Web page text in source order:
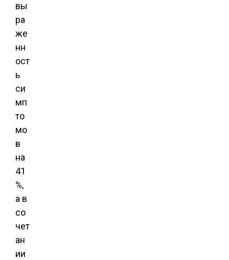
вы
ра
же
нн
ост
ь
си
мп
то
мо
в
на
41
%,
а в
со
чет
ан
ии